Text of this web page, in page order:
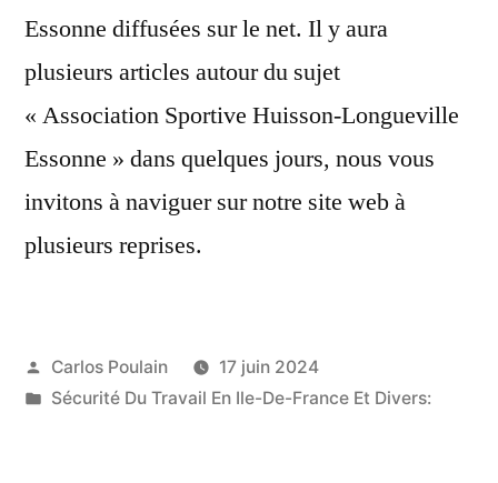
Essonne diffusées sur le net. Il y aura
plusieurs articles autour du sujet
« Association Sportive Huisson-Longueville
Essonne » dans quelques jours, nous vous
invitons à naviguer sur notre site web à
plusieurs reprises.
Publié
par
Carlos Poulain
17 juin 2024
Publié
Sécurité Du Travail En Ile-De-France Et Divers: